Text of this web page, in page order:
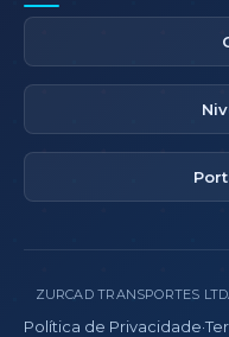
ZURCAD TRANSPORTES
Política de Privacidade·